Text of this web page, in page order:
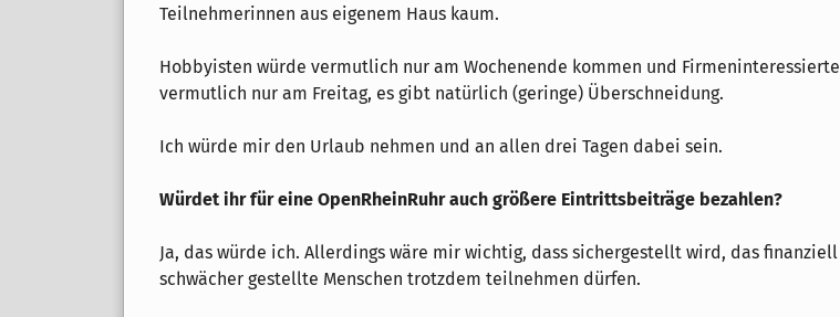
Teilnehmerinnen aus eigenem Haus kaum.
Hobbyisten würde vermutlich nur am Wochenende kommen und Firmeninteressierte
vermutlich nur am Freitag, es gibt natürlich (geringe) Überschneidung.
Ich würde mir den Urlaub nehmen und an allen drei Tagen dabei sein.
Würdet ihr für eine OpenRheinRuhr auch größere Eintrittsbeiträge bezahlen?
Ja, das würde ich. Allerdings wäre mir wichtig, dass sichergestellt wird, das finanziell
schwächer gestellte Menschen trotzdem teilnehmen dürfen.